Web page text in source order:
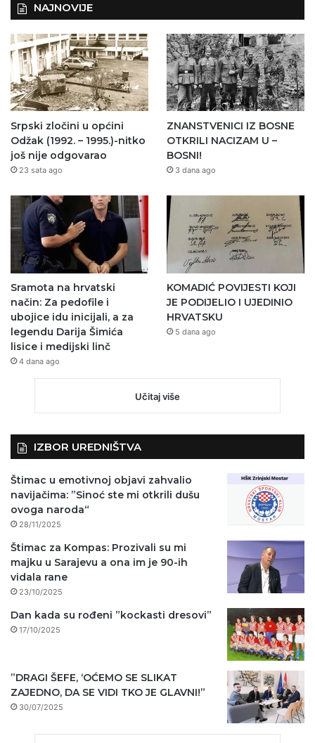
NAJNOVIJE
Srpski zločini u općini
Odžak (1992. – 1995.)-nitko
još nije odgovarao
23 sata ago
ZNANSTVENICI IZ BOSNE
OTKRILI NACIZAM U –
BOSNI!
3 dana ago
Sramota na hrvatski
način: Za pedofile i
ubojice idu inicijali, a za
legendu Darija Šimića
lisice i medijski linč
4 dana ago
KOMADIĆ POVIJESTI KOJI
JE PODIJELIO I UJEDINIO
HRVATSKU
5 dana ago
Učitaj više
IZBOR UREDNIŠTVA
Štimac u emotivnoj objavi zahvalio
navijačima: ”Sinoć ste mi otkrili dušu
ovoga naroda“
28/11/2025
Štimac za Kompas: Prozivali su mi
majku u Sarajevu a ona im je 90-ih
vidala rane
23/10/2025
Dan kada su rođeni ”kockasti dresovi”
17/10/2025
”DRAGI ŠEFE, ‘OĆEMO SE SLIKAT
ZAJEDNO, DA SE VIDI TKO JE GLAVNI!”
30/07/2025